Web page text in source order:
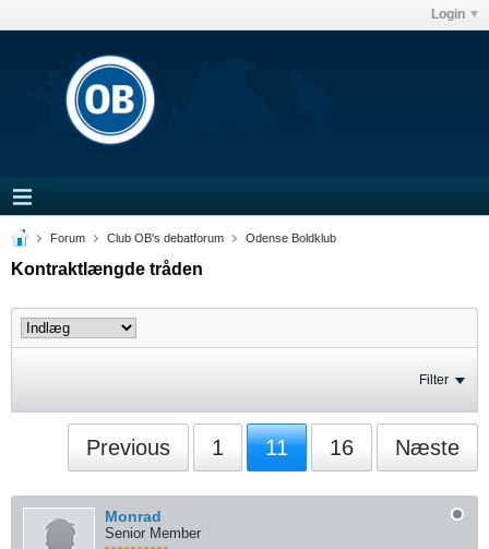
Login
Forum Club OB's debatforum Odense Boldklub
Kontraktlængde tråden
Filter
Previous 1 11 16 Næste
Monrad
Senior Member